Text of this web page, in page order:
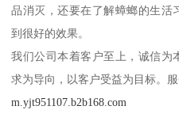
品消灭，还要在了解蟑螂的生活
到很好的效果。
我们公司本着客户至上，诚信为
求为导向，以客户受益为目标。服
m.yjt951107.b2b168.com